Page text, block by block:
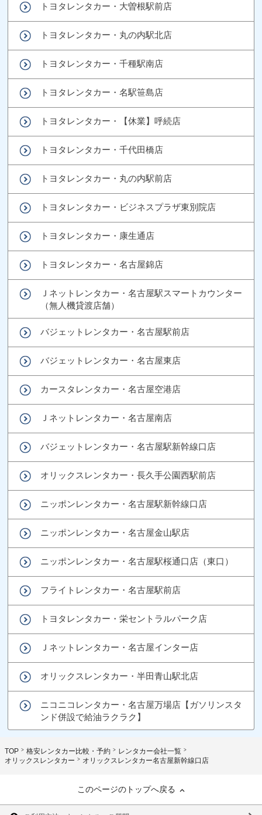
トヨタレンタカー・大曽根駅前店
トヨタレンタカー・丸の内駅北店
トヨタレンタカー・千種駅南店
トヨタレンタカー・名駅笹島店
トヨタレンタカー・【休業】呼続店
トヨタレンタカー・千代田橋店
トヨタレンタカー・丸の内駅前店
トヨタレンタカー・ビジネスプラザ東別院店
トヨタレンタカー・康生通店
トヨタレンタカー・名古屋錦店
Ｊネットレンタカー・名古屋駅スマートカウンター
（無人機貸渡店舗）
バジェットレンタカー・名古屋駅前店
バジェットレンタカー・名古屋東店
カースタレンタカー・名古屋空港店
Ｊネットレンタカー・名古屋南店
バジェットレンタカー・名古屋駅新幹線口店
オリックスレンタカー・長久手公園西駅前店
ニッポンレンタカー・名古屋駅新幹線口店
ニッポンレンタカー・名古屋金山駅店
ニッポンレンタカー・名古屋駅桜通口店（東口）
フライトレンタカー・名古屋駅前店
トヨタレンタカー・栄セントラルパーク店
Ｊネットレンタカー・名古屋インター店
オリックスレンタカー・半田青山駅北店
ニコニコレンタカー・名古屋万場店【ガソリンスタ
ンド併設で給油ラクラク】
TOP 格安レンタカー比較・予約
レンタカー会社一覧
オリックスレンタカー
オリックスレンタカー名古屋新幹線口店
このページのトップへ戻る